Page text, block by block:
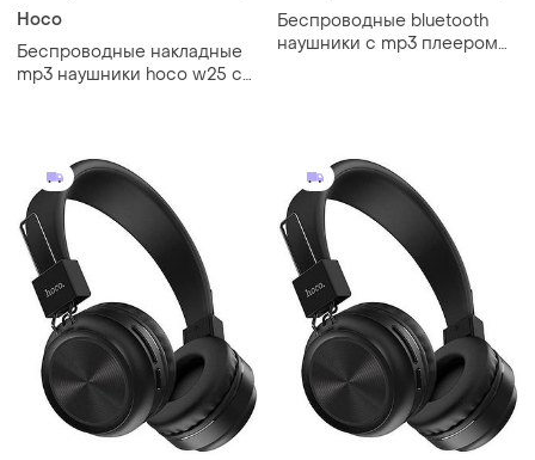
Hoco
Беспроводные накладные
mp3 наушники hoco w25 с
Беспроводные bluetooth
наушники с mp3 плеером